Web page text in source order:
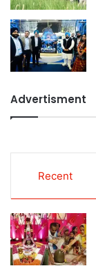
Advertisment
Recent